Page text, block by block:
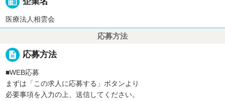
医療法人相雲会
応募方法
description 応募方法
■WEB応募
まずは「この求人に応募する」ボタンより
必要事項を入力の上、送信してください。